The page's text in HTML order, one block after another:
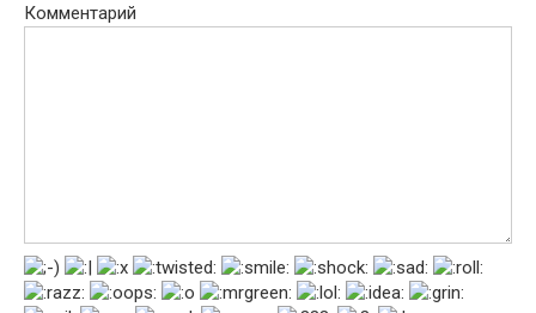
Комментарий